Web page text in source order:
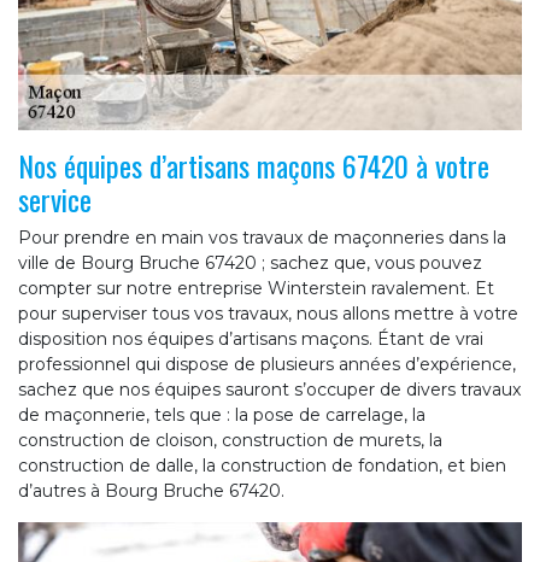
Nos équipes d’artisans maçons 67420 à votre
service
Pour prendre en main vos travaux de maçonneries dans la
ville de Bourg Bruche 67420 ; sachez que, vous pouvez
compter sur notre entreprise Winterstein ravalement. Et
pour superviser tous vos travaux, nous allons mettre à votre
disposition nos équipes d’artisans maçons. Étant de vrai
professionnel qui dispose de plusieurs années d’expérience,
sachez que nos équipes sauront s’occuper de divers travaux
de maçonnerie, tels que : la pose de carrelage, la
construction de cloison, construction de murets, la
construction de dalle, la construction de fondation, et bien
d’autres à Bourg Bruche 67420.